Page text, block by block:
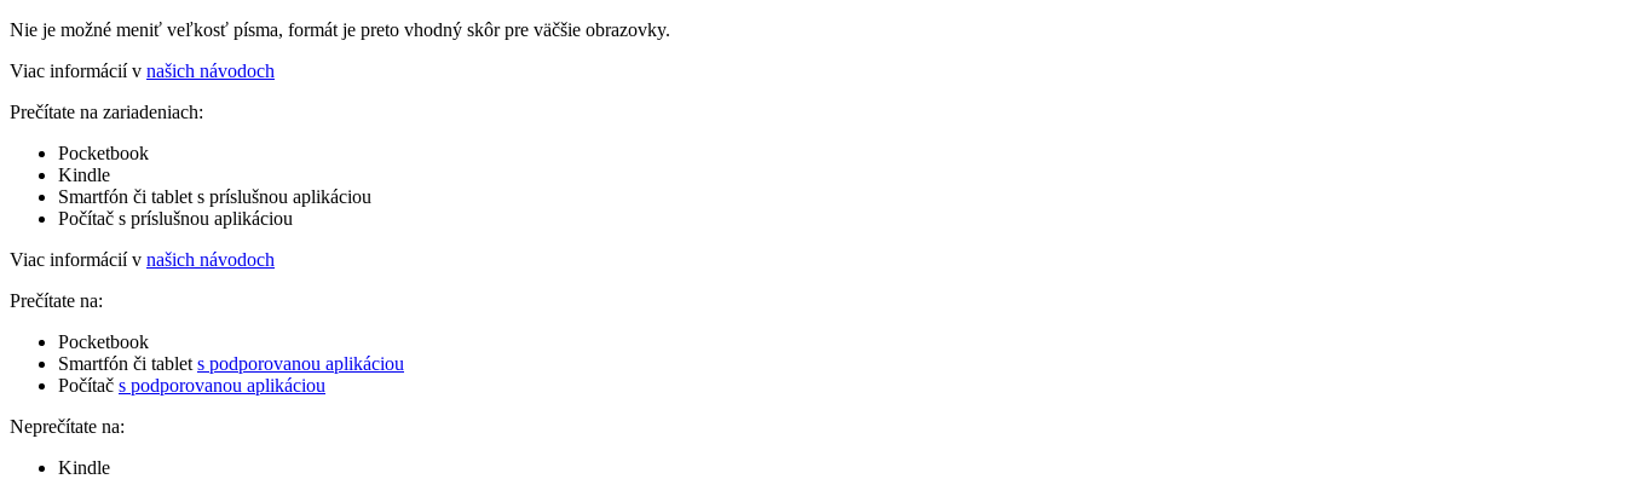
Nie je možné meniť veľkosť písma, formát je preto vhodný skôr pre väčšie obrazovky.
Viac informácií v našich návodoch
Prečítate na zariadeniach:
Pocketbook
Kindle
Smartfón či tablet s príslušnou aplikáciou
Počítač s príslušnou aplikáciou
Viac informácií v našich návodoch
Prečítate na:
Pocketbook
Smartfón či tablet s podporovanou aplikáciou
Počítač s podporovanou aplikáciou
Neprečítate na:
Kindle